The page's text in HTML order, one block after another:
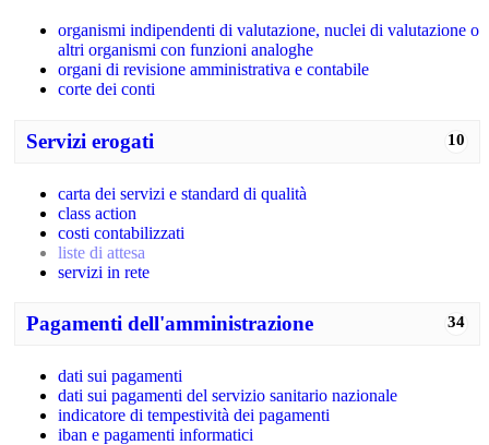
organismi indipendenti di valutazione, nuclei di valutazione o
altri organismi con funzioni analoghe
organi di revisione amministrativa e contabile
corte dei conti
10
Servizi erogati
carta dei servizi e standard di qualità
class action
costi contabilizzati
liste di attesa
servizi in rete
34
Pagamenti dell'amministrazione
dati sui pagamenti
dati sui pagamenti del servizio sanitario nazionale
indicatore di tempestività dei pagamenti
iban e pagamenti informatici